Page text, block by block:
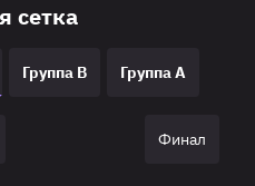
сетка
Группа B Группа A
Финал